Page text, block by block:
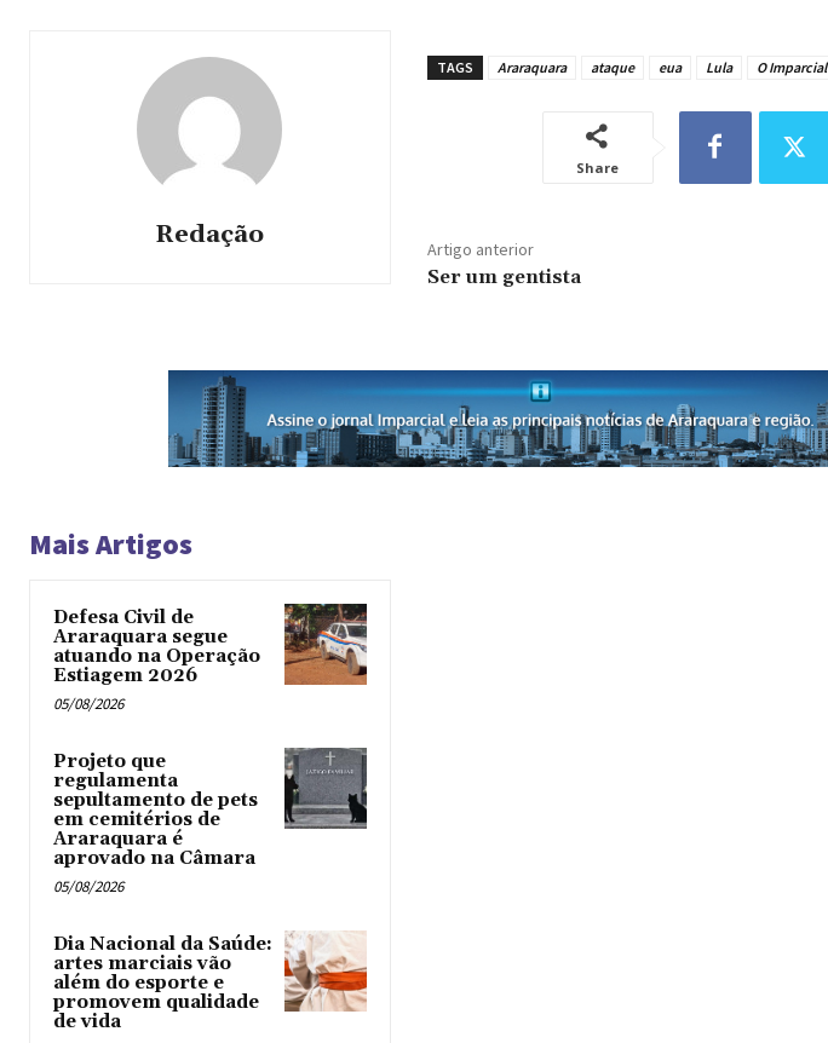
Redação
TAGS Araraquara ataque eua Lula O Imparcial
Share
Artigo anterior
Ser um gentista
Mais Artigos
Defesa Civil de
Araraquara segue
atuando na Operação
Estiagem 2026
05/08/2026
Projeto que
regulamenta
sepultamento de pets
em cemitérios de
Araraquara é
aprovado na Câmara
05/08/2026
Dia Nacional da Saúde:
artes marciais vão
além do esporte e
promovem qualidade
de vida